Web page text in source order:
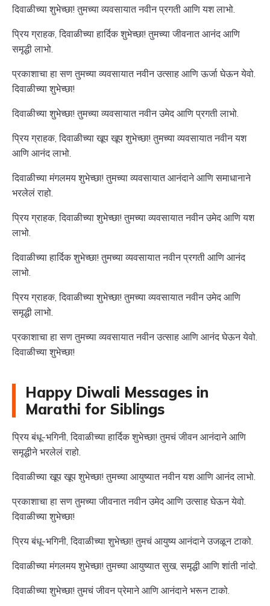
दिवाळीच्या शुभेच्छा! तुमच्या व्यवसायात नवीन प्रगती आणि यश लाभो.
प्रिय ग्राहक, दिवाळीच्या हार्दिक शुभेच्छा! तुमच्या जीवनात आनंद आणि
समृद्धी लाभो.
प्रकाशाचा हा सण तुमच्या व्यवसायात नवीन उत्साह आणि ऊर्जा घेऊन येवो.
दिवाळीच्या शुभेच्छा!
दिवाळीच्या शुभेच्छा! तुमच्या व्यवसायात नवीन उमेद आणि प्रगती लाभो.
प्रिय ग्राहक, दिवाळीच्या खूप खूप शुभेच्छा! तुमच्या व्यवसायात नवीन यश
आणि आनंद लाभो.
दिवाळीच्या मंगलमय शुभेच्छा! तुमच्या व्यवसायात आनंदाने आणि समाधानाने
भरलेलं राहो.
प्रिय ग्राहक, दिवाळीच्या शुभेच्छा! तुमच्या व्यवसायात नवीन उमेद आणि यश
लाभो.
दिवाळीच्या हार्दिक शुभेच्छा! तुमच्या व्यवसायात नवीन प्रगती आणि आनंद
लाभो.
प्रिय ग्राहक, दिवाळीच्या शुभेच्छा! तुमच्या व्यवसायात नवीन उमेद आणि
समृद्धी लाभो.
प्रकाशाचा हा सण तुमच्या व्यवसायात नवीन उत्साह आणि आनंद घेऊन येवो.
दिवाळीच्या शुभेच्छा!
Happy Diwali Messages in
Marathi for Siblings
प्रिय बंधू-भगिनी, दिवाळीच्या हार्दिक शुभेच्छा! तुमचं जीवन आनंदाने आणि
समृद्धीने भरलेलं राहो.
दिवाळीच्या खूप खूप शुभेच्छा! तुमच्या आयुष्यात नवीन यश आणि आनंद लाभो.
प्रकाशाचा हा सण तुमच्या जीवनात नवीन उमेद आणि उत्साह घेऊन येवो.
दिवाळीच्या शुभेच्छा!
प्रिय बंधू-भगिनी, दिवाळीच्या शुभेच्छा! तुमचं आयुष्य आनंदाने उजळून टाको.
दिवाळीच्या मंगलमय शुभेच्छा! तुमच्या आयुष्यात सुख, समृद्धी आणि शांती नांदो.
दिवाळीच्या शुभेच्छा! तुमचं जीवन प्रेमाने आणि आनंदाने भरून टाको.